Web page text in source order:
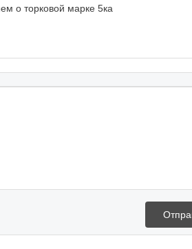
о торковой марке 5ка